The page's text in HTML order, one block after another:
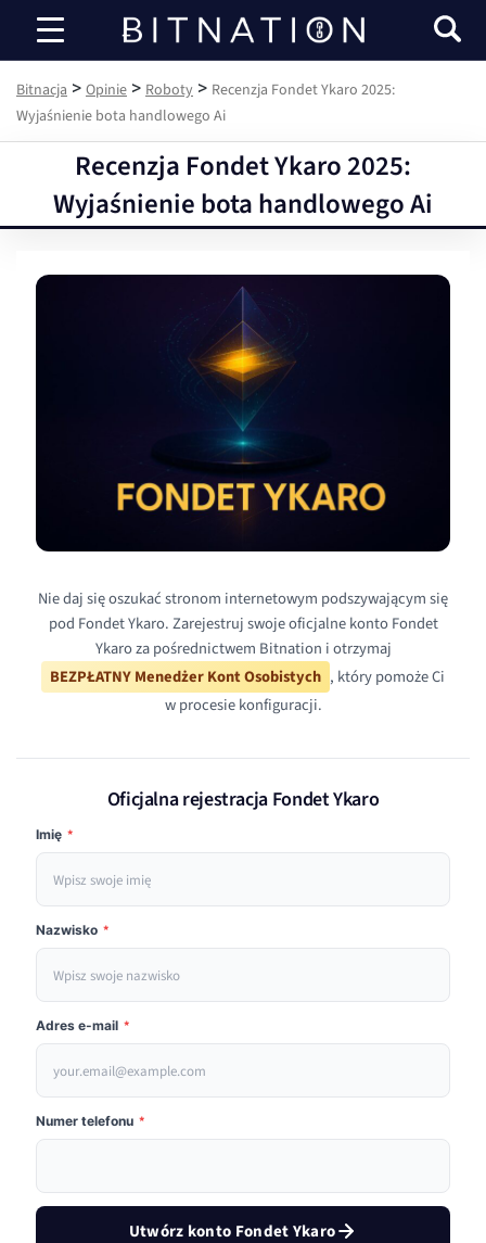
Bitnacja
Bitnacja > Opinie > Roboty > Recenzja Fondet Ykaro 2025:
Wyjaśnienie bota handlowego Ai
Recenzja Fondet Ykaro 2025:
Wyjaśnienie bota handlowego Ai
Nie daj się oszukać stronom internetowym podszywającym się
pod Fondet Ykaro. Zarejestruj swoje oficjalne konto Fondet
Ykaro za pośrednictwem Bitnation i otrzymaj
BEZPŁATNY Menedżer Kont Osobistych , który pomoże Ci
w procesie konfiguracji.
Oficjalna rejestracja Fondet Ykaro
Imię *
Nazwisko *
Adres e-mail *
Numer telefonu *
Utwórz konto Fondet Ykaro